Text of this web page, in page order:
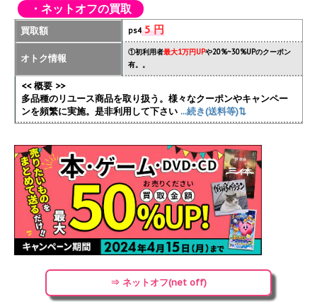
・ネットオフの買取
買取額 ps45 円
オトク情報
①初利用者最大1万円UPや20%~30%UPのクーポン
有。。
<< 概要 >>
多品種のリユース商品を取り扱う。様々なクーポンやキャンペー
ンを頻繁に実施。是非利用して下さい ...続き(送料等)⇅
⇒ ネットオフ(net off)